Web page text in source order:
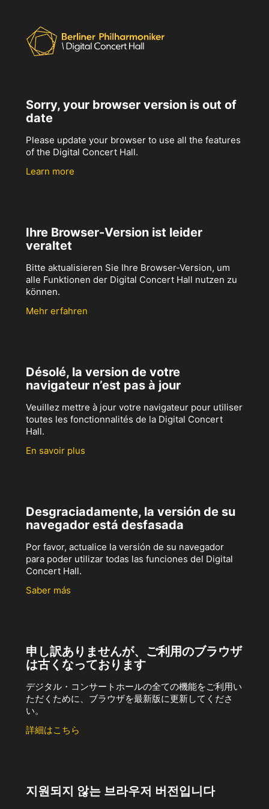
Sorry, your browser version is out of
date
Please update your browser to use all the features
of the Digital Concert Hall.
Learn more
Ihre Browser-Version ist leider
veraltet
Bitte aktualisieren Sie Ihre Browser-Version, um
alle Funktionen der Digital Concert Hall nutzen zu
können.
Mehr erfahren
Désolé, la version de votre
navigateur n’est pas à jour
Veuillez mettre à jour votre navigateur pour utiliser
toutes les fonctionnalités de la Digital Concert
Hall.
En savoir plus
Desgraciadamente, la versión de su
navegador está desfasada
Por favor, actualice la versión de su navegador
para poder utilizar todas las funciones del Digital
Concert Hall.
Saber más
申し訳ありませんが、ご利用のブラウザ
は古くなっております
デジタル・コンサートホールの全ての機能をご利用い
ただくために、ブラウザを最新版に更新してくださ
い。
詳細はこちら
지원되지 않는 브라우저 버전입니다